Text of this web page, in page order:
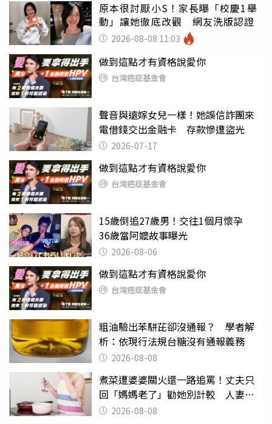
原本很討厭小S！家長曝「校慶1舉
動」讓她徹底改觀 網友洗版認證
2026-08-08 11:03
做到這點才有資格說愛你
台灣癌症基金會
聲音與遠嫁女兒一樣！她誤信詐團來
電借錢交出金融卡 存款慘遭盜光
2026-07-17
做到這點才有資格說愛你
台灣癌症基金會
15歲倒追27歲男！交往1個月懷孕
36歲當阿嬤故事曝光
2026-08-06
做到這點才有資格說愛你
台灣癌症基金會
粗油驗出苯駢芘卻沒通報？ 學者解
析：依現行法規台糖沒有通報義務
2026-08-08
煮菜遭婆婆關火還一路追罵！丈夫只
回「媽媽老了」勸她別計較 人妻超
崩潰：我像台傭
2026-08-08